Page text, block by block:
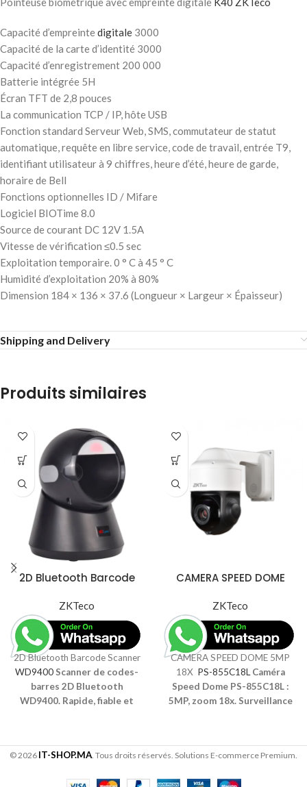
Capacité d’empreintedigitale 3000
Capacité de la carte d’identité 3000
Capacité d’enregistrement 200 000
Batterie intégrée 5H
Écran TFT de 2,8 pouces
La communication TCP / IP, hôte USB
Fonction standard Serveur Web, SMS, commutateur de statut
automatique, requête en libre service, code de travail, entrée T9,
identifiant utilisateur à 9 chiffres, heure d’été, heure de garde,
horaire de Bell
Fonctions optionnelles ID / Mifare
Logiciel BIOTime 8.0
Source de courant DC 12V 1.5A
Vitesse de vérification ≤0.5 sec
Exploitation temporaire. 0 ° C à 45 ° C
Humidité d’exploitation 20% à 80%
Dimension 184 × 136 × 37.6 (Longueur × Largeur × Épaisseur)
Shipping and Delivery
Produits similaires
2D Bluetooth Barcode
ZKTeco
2D Bluetooth Barcode Scanner
WD9400 Scanner de codes-
barres 2D Bluetooth
WD9400. Rapide, fiable et
toute situation
CAMERA SPEED DOME
ZKTeco
CAMERA SPEED DOME 5MP
18X PS-855C18L Caméra
Speed Dome PS-855C18L :
5MP, zoom 18x. Surveillance
toutes les entreprises
© 2026 IT-SHOP.MA. Tous droits réservés. Solutions E-commerce Premium.